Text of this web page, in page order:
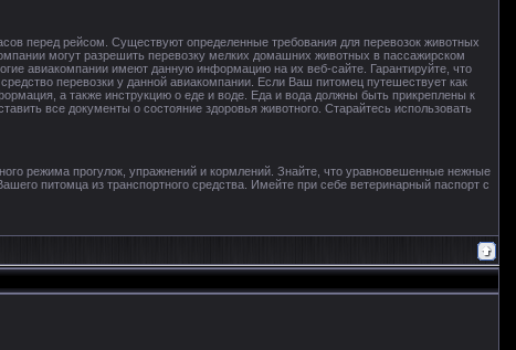
перед рейсом. Существуют определенные требования для перевозок животных
могут разрешить перевозку мелких домашних животных в пассажирском
авиакомпании имеют данную информацию на их веб-сайте. Гарантируйте, что
перевозки у данной авиакомпании. Если Ваш питомец путешествует как
а также инструкцию о еде и воде. Еда и вода должны быть прикреплены к
все документы о состояние здоровья животного. Старайтесь использовать
режима прогулок, упражнений и кормлений. Знайте, что уравновешенные нежные
питомца из транспортного средства. Имейте при себе ветеринарный паспорт с